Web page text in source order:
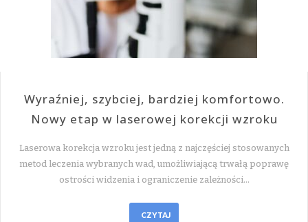
Wyraźniej, szybciej, bardziej komfortowo.
Nowy etap w laserowej korekcji wzroku
Laserowa korekcja wzroku jest jedną z najczęściej stosowanych
metod leczenia wybranych wad, umożliwiającą trwałą poprawę
ostrości widzenia i ograniczenie zależności…
CZYTAJ